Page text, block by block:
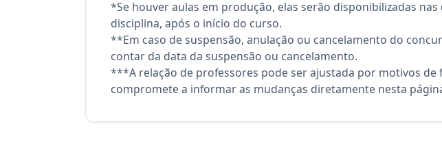
*Se houver aulas em produção, elas serão disponibilizadas
disciplina, após o início do curso.
**Em caso de suspensão, anulação ou cancelamento do
contar da data da suspensão ou cancelamento.
***A relação de professores pode ser ajustada por motivos de
compromete a informar as mudanças diretamente nesta